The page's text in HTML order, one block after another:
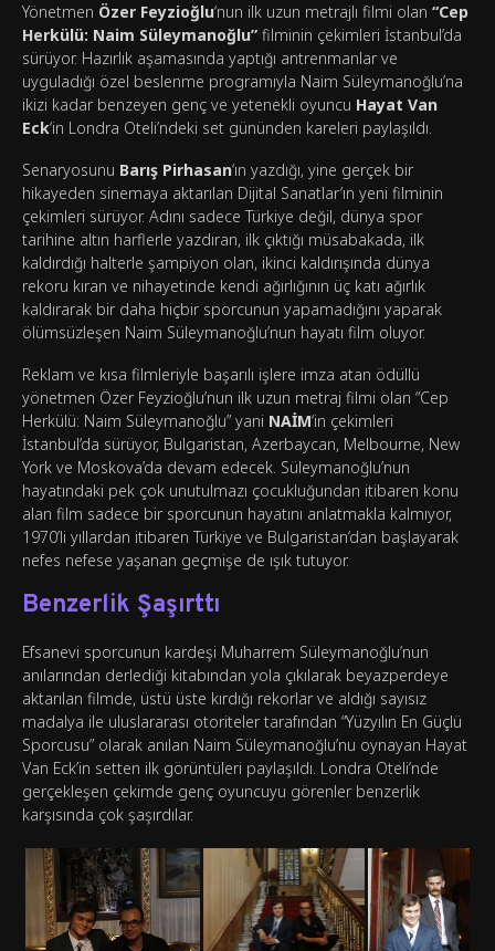
Yönetmen Özer Feyzioğlu‘nun ilk uzun metrajlı filmi olan “Cep
Herkülü: Naim Süleymanoğlu” filminin çekimleri İstanbul’da
sürüyor. Hazırlık aşamasında yaptığı antrenmanlar ve
uyguladığı özel beslenme programıyla Naim Süleymanoğlu’na
ikizi kadar benzeyen genç ve yetenekli oyuncu Hayat Van
Eck‘in Londra Oteli’ndeki set gününden kareleri paylaşıldı.
Senaryosunu Barış Pirhasan‘ın yazdığı, yine gerçek bir
hikayeden sinemaya aktarılan Dijital Sanatlar’ın yeni filminin
çekimleri sürüyor. Adını sadece Türkiye değil, dünya spor
tarihine altın harflerle yazdıran, ilk çıktığı müsabakada, ilk
kaldırdığı halterle şampiyon olan, ikinci kaldırışında dünya
rekoru kıran ve nihayetinde kendi ağırlığının üç katı ağırlık
kaldırarak bir daha hiçbir sporcunun yapamadığını yaparak
ölümsüzleşen Naim Süleymanoğlu’nun hayatı film oluyor.
Reklam ve kısa filmleriyle başarılı işlere imza atan ödüllü
yönetmen Özer Feyzioğlu’nun ilk uzun metraj filmi olan “Cep
Herkülü: Naim Süleymanoğlu” yani NAİM‘in çekimleri
İstanbul’da sürüyor, Bulgaristan, Azerbaycan, Melbourne, New
York ve Moskova’da devam edecek. Süleymanoğlu’nun
hayatındaki pek çok unutulmazı çocukluğundan itibaren konu
alan film sadece bir sporcunun hayatını anlatmakla kalmıyor,
1970’li yıllardan itibaren Türkiye ve Bulgaristan’dan başlayarak
nefes nefese yaşanan geçmişe de ışık tutuyor.
Benzerlik Şaşırttı
Efsanevi sporcunun kardeşi Muharrem Süleymanoğlu’nun
anılarından derlediği kitabından yola çıkılarak beyazperdeye
aktarılan filmde, üstü üste kırdığı rekorlar ve aldığı sayısız
madalya ile uluslararası otoriteler tarafından “Yüzyılın En Güçlü
Sporcusu” olarak anılan Naim Süleymanoğlu’nu oynayan Hayat
Van Eck’in setten ilk görüntüleri paylaşıldı. Londra Oteli’nde
gerçekleşen çekimde genç oyuncuyu görenler benzerlik
karşısında çok şaşırdılar.